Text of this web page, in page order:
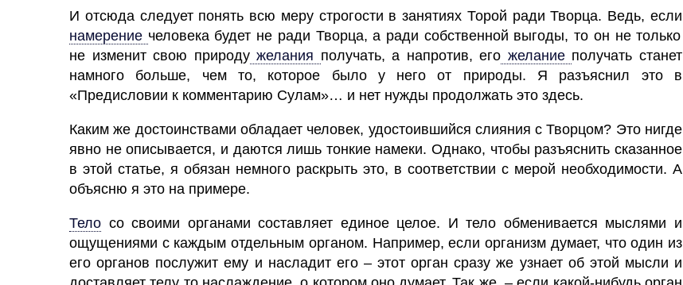
И отсюда следует понять всю меру строгости в занятиях Торой ради Творца. Ведь, если
намерение человека будет не ради Творца, а ради собственной выгоды, то он не только
не изменит свою природужелания получать, а напротив, его желание получать станет
намного больше, чем то, которое было у него от природы. Я разъяснил это в
«Предисловии к комментарию Сулам»… и нет нужды продолжать это здесь.
Каким же достоинствами обладаетчеловек, удостоившийся слияния с Творцом? Это нигде
явно не описывается, и даются лишь тонкие намеки. Однако, чтобы разъяснить сказанное
в этой статье, я обязан немного раскрыть это, в соответствии с мерой необходимости. А
объясню я это на примере.
Тело со своими органами составляет единое целое. И тело обменивается мыслями и
ощущениями с каждым отдельным органом. Например, если организм думает, что один из
его органов послужит ему и насладит его – этот орган сразу же узнает об этой мысли и